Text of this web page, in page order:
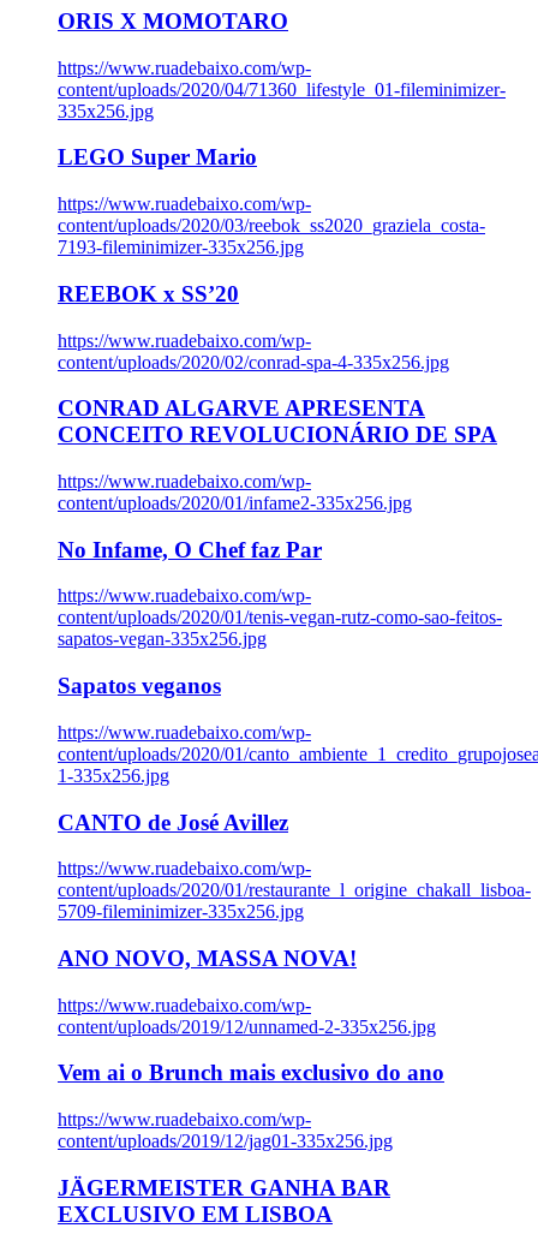
ORIS X MOMOTARO
https://www.ruadebaixo.com/wp-
content/uploads/2020/04/71360_lifestyle_01-fileminimizer-
335x256.jpg
LEGO Super Mario
https://www.ruadebaixo.com/wp-
content/uploads/2020/03/reebok_ss2020_graziela_costa-
7193-fileminimizer-335x256.jpg
REEBOK x SS’20
https://www.ruadebaixo.com/wp-
content/uploads/2020/02/conrad-spa-4-335x256.jpg
CONRAD ALGARVE APRESENTA
CONCEITO REVOLUCIONÁRIO DE SPA
https://www.ruadebaixo.com/wp-
content/uploads/2020/01/infame2-335x256.jpg
No Infame, O Chef faz Par
https://www.ruadebaixo.com/wp-
content/uploads/2020/01/tenis-vegan-rutz-como-sao-feitos-
sapatos-vegan-335x256.jpg
Sapatos veganos
https://www.ruadebaixo.com/wp-
content/uploads/2020/01/
1-335x256.jpg
CANTO de José Avillez
https://www.ruadebaixo.com/wp-
content/uploads/2020/01/restaurante_l_origine_chakall_lisboa-
5709-fileminimizer-335x256.jpg
ANO NOVO, MASSA NOVA!
https://www.ruadebaixo.com/wp-
content/uploads/2019/12/unnamed-2-335x256.jpg
Vem ai o Brunch mais exclusivo do ano
https://www.ruadebaixo.com/wp-
content/uploads/2019/12/jag01-335x256.jpg
JÄGERMEISTER GANHA BAR
EXCLUSIVO EM LISBOA